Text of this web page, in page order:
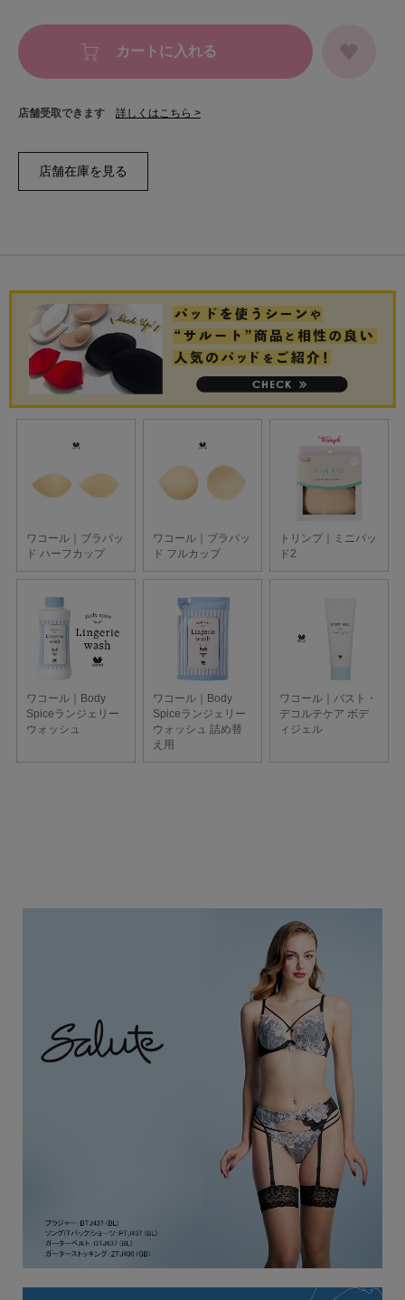
カートに入れる
店舗受取できます 詳しくはこちら >